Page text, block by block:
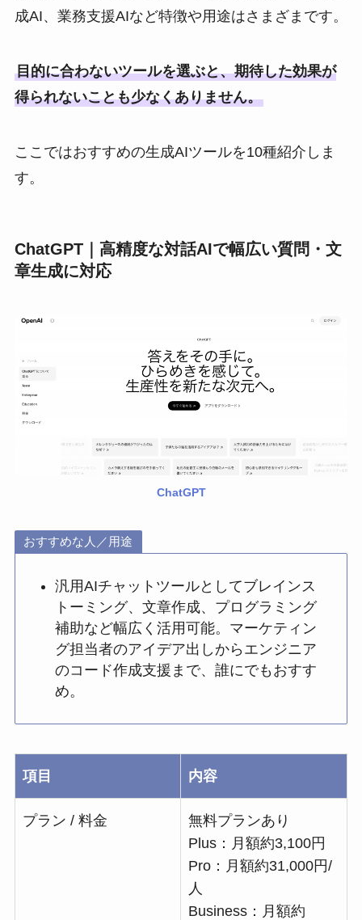
成AI、業務支援AIなど特徴や用途はさまざまです。
目的に合わないツールを選ぶと、期待した効果が
得られないことも少なくありません。
ここではおすすめの生成AIツールを10種紹介しま
す。
ChatGPT｜高精度な対話AIで幅広い質問・文
章生成に対応
ChatGPT
おすすめな人／用途
汎用AIチャットツールとしてブレインス
トーミング、文章作成、プログラミング
補助など幅広く活用可能。マーケティン
グ担当者のアイデア出しからエンジニア
のコード作成支援まで、誰にでもおすす
め。
項目 内容
プラン / 料金
無料プランあり
Plus：月額約3,100円
Pro：月額約31,000円/
人
Business：月額約